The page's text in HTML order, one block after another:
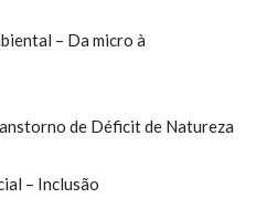
– Da micro à
de Déficit de Natureza
– Inclusão